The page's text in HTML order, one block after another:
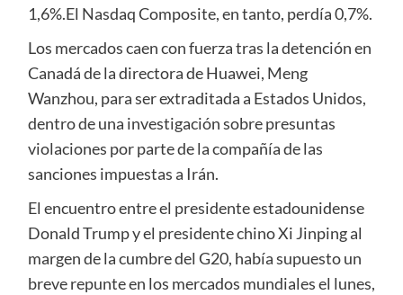
1,6%.El Nasdaq Composite, en tanto, perdía 0,7%.
Los mercados caen con fuerza tras la detención en
Canadá de la directora de Huawei, Meng
Wanzhou, para ser extraditada a Estados Unidos,
dentro de una investigación sobre presuntas
violaciones por parte de la compañía de las
sanciones impuestas a Irán.
El encuentro entre el presidente estadounidense
Donald Trump y el presidente chino Xi Jinping al
margen de la cumbre del G20, había supuesto un
breve repunte en los mercados mundiales el lunes,